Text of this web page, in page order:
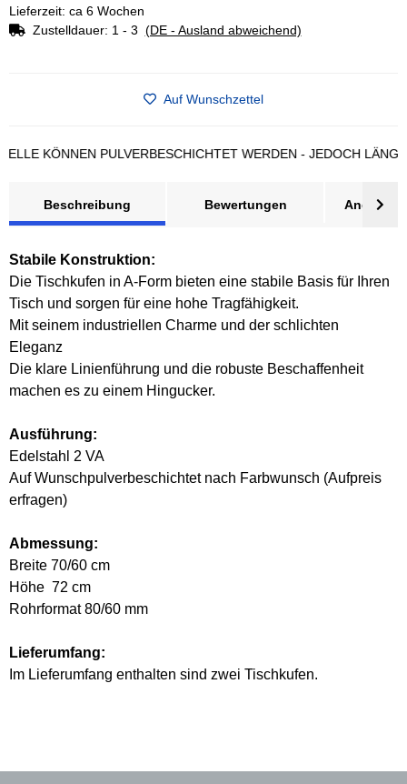
Lieferzeit: ca 6 Wochen
Zustelldauer: 1 - 3 (DE - Ausland abweichend)
Auf Wunschzettel
KÖNNEN PULVERBESCHICHTET WERDEN - JEDOCH LÄNGERE
Beschreibung Bewertungen Angebot
Stabile Konstruktion:
Die Tischkufen in A-Form bieten eine stabile Basis für Ihren
Tisch und sorgen für eine hohe Tragfähigkeit.
Mit seinem industriellen Charme und der schlichten
Eleganz
Die klare Linienführung und die robuste Beschaffenheit
machen es zu einem Hingucker.
Ausführung:
Edelstahl 2 VA
Auf Wunschpulverbeschichtet nach Farbwunsch (Aufpreis
erfragen)
Abmessung:
Breite 70/60 cm
Höhe 72 cm
Rohrformat 80/60 mm
Lieferumfang:
Im Lieferumfang enthalten sind zwei Tischkufen.